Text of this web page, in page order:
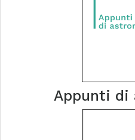
Appunti di